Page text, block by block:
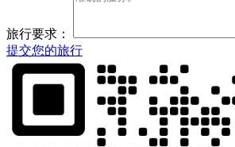
旅行要求：
提交您的旅行